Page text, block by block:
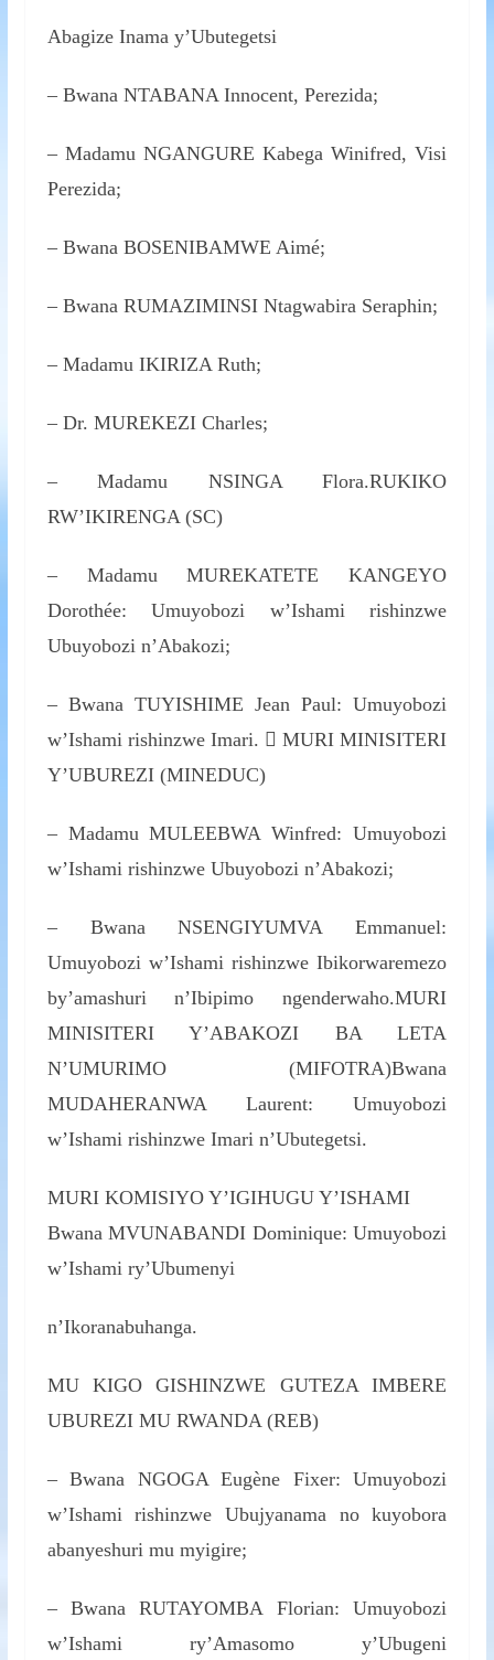
Abagize Inama y’Ubutegetsi
– Bwana NTABANA Innocent, Perezida;
– Madamu NGANGURE Kabega Winifred, Visi
Perezida;
– Bwana BOSENIBAMWE Aimé;
– Bwana RUMAZIMINSI Ntagwabira Seraphin;
– Madamu IKIRIZA Ruth;
– Dr. MUREKEZI Charles;
– Madamu NSINGA Flora.RUKIKO
RW’IKIRENGA (SC)
– Madamu MUREKATETE KANGEYO
Dorothée: Umuyobozi w’Ishami rishinzwe
Ubuyobozi n’Abakozi;
– Bwana TUYISHIME Jean Paul: Umuyobozi
w’Ishami rishinzwe Imari.  MURI MINISITERI
Y’UBUREZI (MINEDUC)
– Madamu MULEEBWA Winfred: Umuyobozi
w’Ishami rishinzwe Ubuyobozi n’Abakozi;
– Bwana NSENGIYUMVA Emmanuel:
Umuyobozi w’Ishami rishinzwe Ibikorwaremezo
by’amashuri n’Ibipimo ngenderwaho.MURI
MINISITERI Y’ABAKOZI BA LETA
N’UMURIMO (MIFOTRA)Bwana
MUDAHERANWA Laurent: Umuyobozi
w’Ishami rishinzwe Imari n’Ubutegetsi.
MURI KOMISIYO Y’IGIHUGU Y’ISHAMI
Bwana MVUNABANDI Dominique: Umuyobozi
w’Ishami ry’Ubumenyi
n’Ikoranabuhanga.
MU KIGO GISHINZWE GUTEZA IMBERE
UBUREZI MU RWANDA (REB)
– Bwana NGOGA Eugène Fixer: Umuyobozi
w’Ishami rishinzwe Ubujyanama no kuyobora
abanyeshuri mu myigire;
– Bwana RUTAYOMBA Florian: Umuyobozi
w’Ishami ry’Amasomo y’Ubugeni